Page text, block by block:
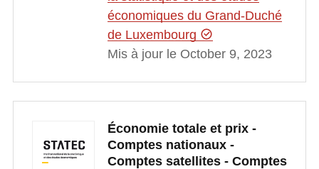
économiques du Grand-Duché
de Luxembourg
Mis à jour le October 9, 2023
Économie totale et prix -
Comptes nationaux -
Comptes satellites - Comptes